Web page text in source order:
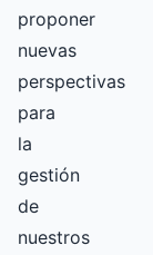
proponer
nuevas
perspectivas
para
la
gestión
de
nuestros